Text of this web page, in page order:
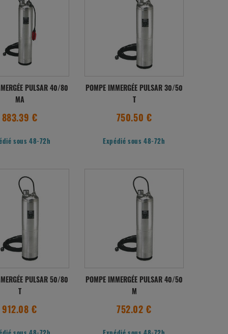
PULSAR 40/80
MA
883.39 €
sous 48-72h
POMPE IMMERGÉE PULSAR 30/50
750.50 €
Expédié sous 48-72h
PULSAR 50/80
912.08 €
POMPE IMMERGÉE PULSAR 40/50
M
752.02 €